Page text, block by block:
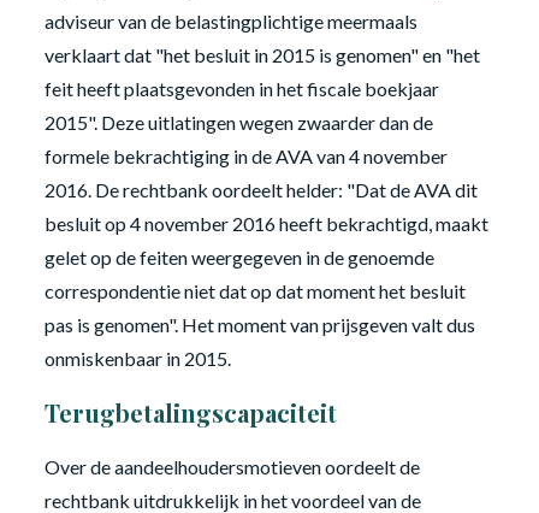
adviseur van de belastingplichtige meermaals
verklaart dat "het besluit in 2015 is genomen" en "het
feit heeft plaatsgevonden in het fiscale boekjaar
2015". Deze uitlatingen wegen zwaarder dan de
formele bekrachtiging in de AVA van 4 november
2016. De rechtbank oordeelt helder: "Dat de AVA dit
besluit op 4 november 2016 heeft bekrachtigd, maakt
gelet op de feiten weergegeven in de genoemde
correspondentie niet dat op dat moment het besluit
pas is genomen". Het moment van prijsgeven valt dus
onmiskenbaar in 2015.
Terugbetalingscapaciteit
Over de aandeelhoudersmotieven oordeelt de
rechtbank uitdrukkelijk in het voordeel van de